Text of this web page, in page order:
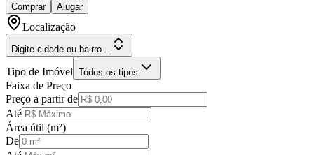
Comprar Alugar
Localização
Digite cidade ou bairro...
Tipo de Imóvel Todos os tipos
Faixa de Preço
Preço a partir de
Até
Área útil (m²)
De